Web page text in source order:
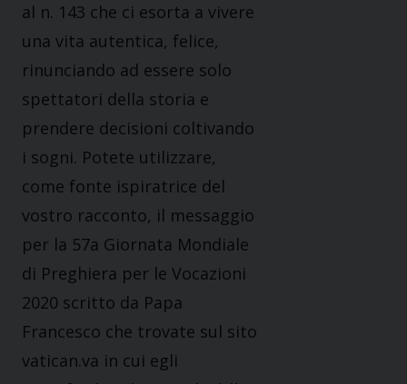
al n. 143 che ci esorta a vivere
una vita autentica, felice,
rinunciando ad essere solo
spettatori della storia e
prendere decisioni coltivando
i sogni. Potete utilizzare,
come fonte ispiratrice del
vostro racconto, il messaggio
per la 57a Giornata Mondiale
di Preghiera per le Vocazioni
2020 scritto da Papa
Francesco che trovate sul sito
vatican.va in cui egli